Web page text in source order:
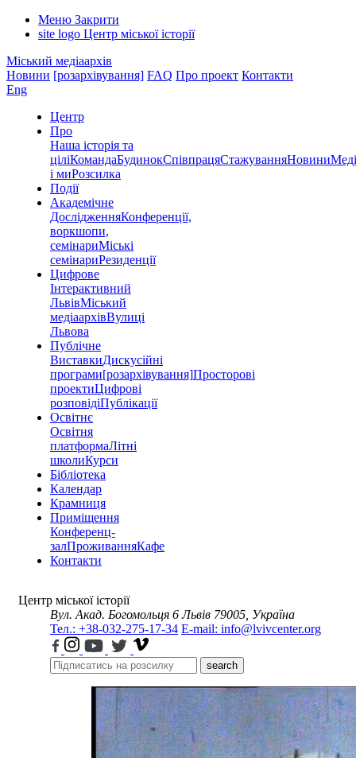
Меню Закрити
site logo Центр міської історії
Міський медіаархів
Новини [розархівування] FAQ Про проект Контакти
Eng
Центр
Про
Наша історія та
ціліКомандаБудинокСпівпрацяСтажуванняНовини
і миРозсилка
Події
Академічне
ДослідженняКонференції,
воркшопи,
семінариМіські
семінариРезиденції
Цифрове
Інтерактивний
ЛьвівМіський
медіаархівВулиці
Львова
Публічне
ВиставкиДискусійні
програми[розархівування]Просторові
проектиЦифрові
розповідіПублікації
Освітнє
Освітня
платформаЛітні
школиКурси
Бібліотека
Календар
Крамниця
Приміщення
Конференц-
залПроживанняКафе
Контакти
Центр міської історії
Вул. Акад. Богомольця 6 Львів 79005, Україна
Тел.: +38-032-275-17-34 E-mail: info@lvivcenter.org
search